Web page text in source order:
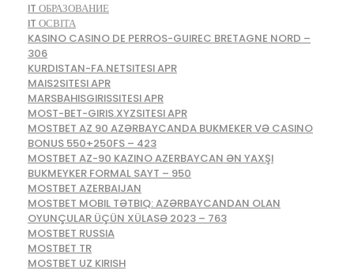
IT ОБРАЗОВАНИЕ
IT ОСВІТА
KASINO CASINO DE PERROS-GUIREC BRETAGNE NORD –
306
KURDISTAN-FA.NETSITESI APR
MAIS2SITESI APR
MARSBAHISGIRISSITESI APR
MOST-BET-GIRIS.XYZSITESI APR
MOSTBET AZ 90 AZƏRBAYCANDA BUKMEKER VƏ CASINO
BONUS 550+250FS – 423
MOSTBET AZ-90 KAZINO AZERBAYCAN ƏN YAXŞI
BUKMEYKER FORMAL SAYT – 950
MOSTBET AZERBAIJAN
MOSTBET MOBIL TƏTBIQ: AZƏRBAYCANDAN OLAN
OYUNÇULAR ÜÇÜN XÜLASƏ 2023 – 763
MOSTBET RUSSIA
MOSTBET TR
MOSTBET UZ KIRISH